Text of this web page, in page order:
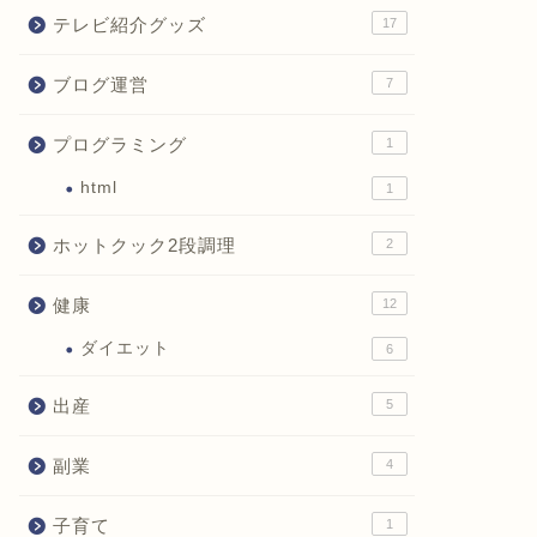
テレビ紹介グッズ 17
ブログ運営 7
プログラミング 1
html 1
ホットクック2段調理 2
健康 12
ダイエット 6
出産 5
副業 4
子育て 1